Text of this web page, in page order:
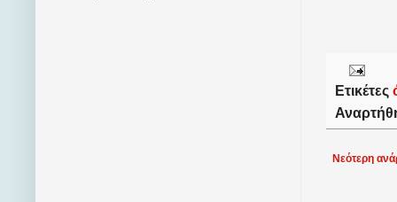
Ετικέτες
Νεότερη